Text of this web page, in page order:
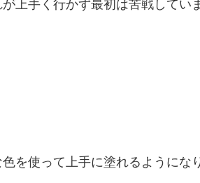
上手く行かず最初は苦戦してい
を使って上手に塗れるようにな